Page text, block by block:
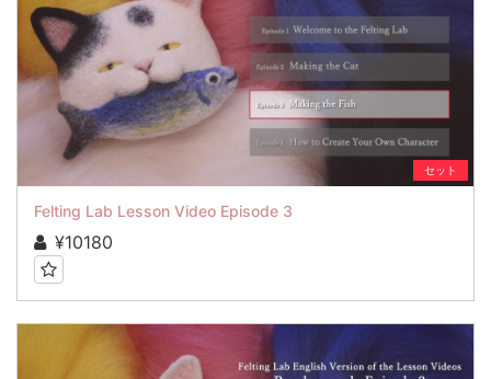
セット
Felting Lab Lesson Video Episode 3
¥10180